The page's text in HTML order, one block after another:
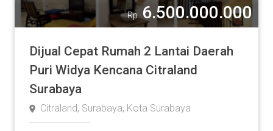
Rp 6.500.000.000
Dijual Cepat Rumah 2 Lantai Daerah
Puri Widya Kencana Citraland
Surabaya
Citraland, Surabaya, Kota Surabaya